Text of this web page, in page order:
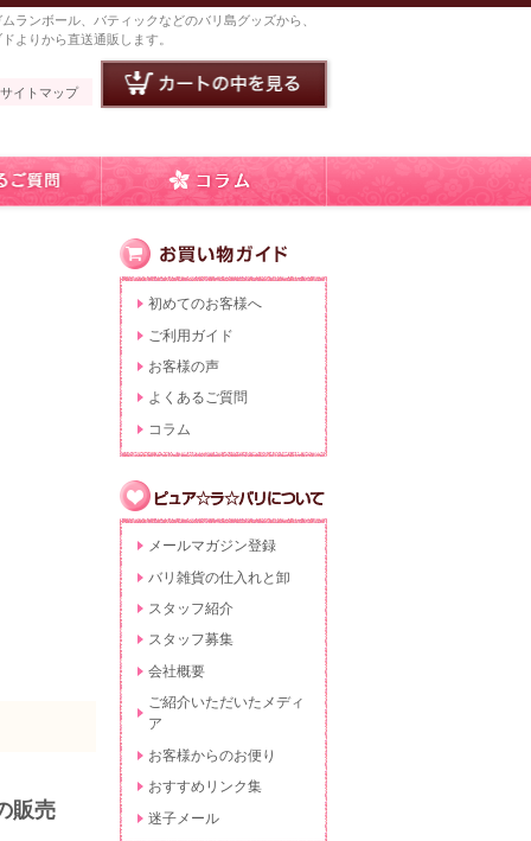
ランボール、バティックなどのバリ島グッズから、
よりから直送通販します。
サイトマップ
販売
初めてのお客様へ
ご利用ガイド
お客様の声
よくあるご質問
コラム
メールマガジン登録
バリ雑貨の仕入れと卸
スタッフ紹介
スタッフ募集
会社概要
ご紹介いただいたメディ
ア
お客様からのお便り
おすすめリンク集
迷子メール